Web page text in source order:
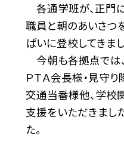
各通学班が、正門
職員と朝のあいさつ
ぱいに登校してきまし
今朝も各拠点では
ＰＴＡ会長様・見守
交通当番様他、学校
支援をいただきまし
た。